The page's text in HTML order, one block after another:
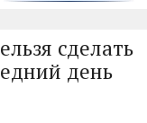
сделать
день